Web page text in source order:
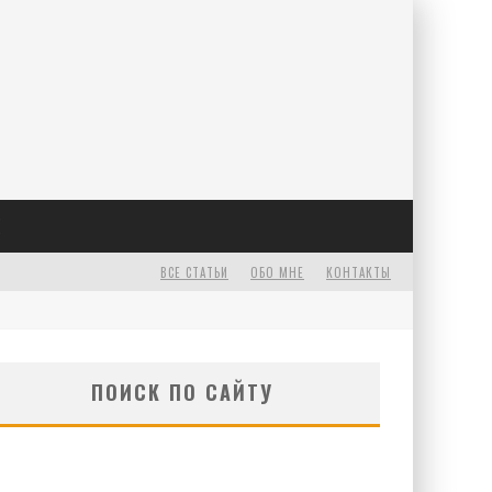
ВСЕ СТАТЬИ ОБО МНЕ КОНТАКТЫ
ПОИСК ПО САЙТУ